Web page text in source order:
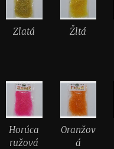
Zlatá Žltá
Horúca
ružová
Oranžov
á